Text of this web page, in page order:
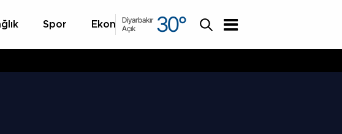
Spor Ekonomi Asayiş
Diyarbakır
Açık
30°